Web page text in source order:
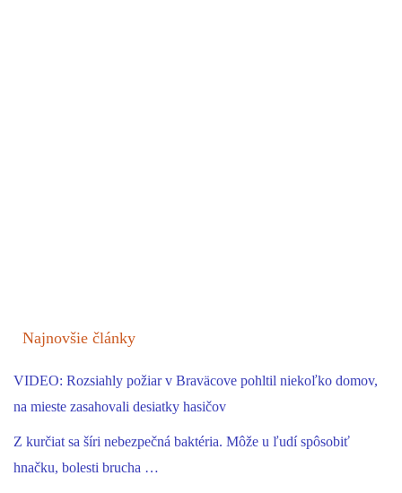
Najnovšie články
VIDEO: Rozsiahly požiar v Braväcove pohltil niekoľko domov,
na mieste zasahovali desiatky hasičov
Z kurčiat sa šíri nebezpečná baktéria. Môže u ľudí spôsobiť
hnačku, bolesti brucha …